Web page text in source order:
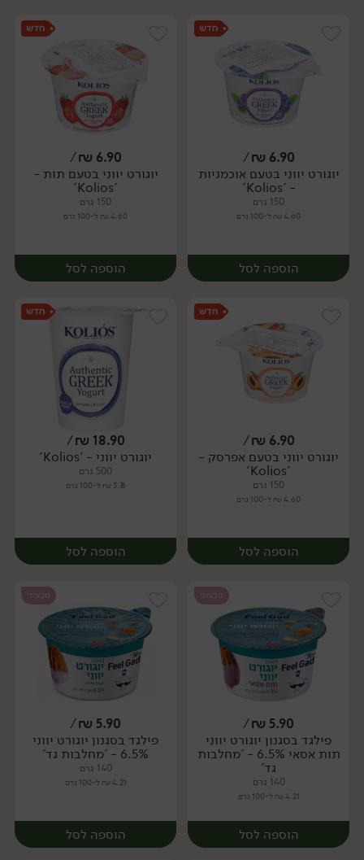
יח׳
6.90
₪
/
יוגורט יווני בטעם אוכמניות
- 'Kolios'
150 גרם
4.60 ₪ ל-100 גרם
הוספה לסל
6.90
₪
/
יוגורט יווני בטעם תות -
'Kolios'
150 גרם
4.60 ₪ ל-100 גרם
הוספה לסל
6.90
₪
/
יוגורט יווני בטעם אפרסק -
'Kolios'
150 גרם
4.60 ₪ ל-100 גרם
הוספה לסל
18.90
₪
/
יוגורט יווני - 'Kolios'
500 גרם
3.78 ₪ ל-100 גרם
הוספה לסל
טבעוני
5.90
₪
/
פילגד בסגנון יוגורט יווני
תות אסאי 6.5% - 'מחלבות
גד'
140 גרם
4.21 ₪ ל-100 גרם
הוספה לסל
טבעוני
5.90
₪
/
פילגד בסגנון יוגורט יווני
6.5% - 'מחלבות גד'
140 גרם
4.21 ₪ ל-100 גרם
הוספה לסל